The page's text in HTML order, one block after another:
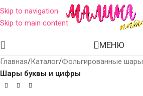
Skip to navigation
Skip to main content
МЕНЮ
Главная Каталог Фольгированные шары
Шары буквы и цифры